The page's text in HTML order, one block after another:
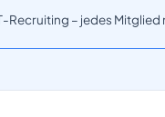
Recruiting – jedes